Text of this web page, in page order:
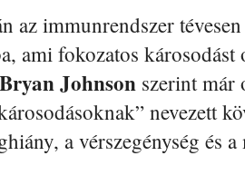
az immunrendszer
ami fokozatos
Bryan Johnson szerint már
nevezett
a vérszegénység és